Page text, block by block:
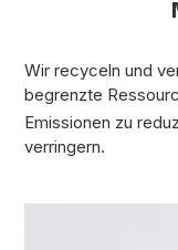
Wir recyceln und
begrenzte
Emissionen zu
verringern.